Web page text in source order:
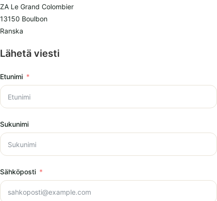
ZA Le Grand Colombier
13150 Boulbon
Ranska
Lähetä viesti
Etunimi
Sukunimi
Sähköposti